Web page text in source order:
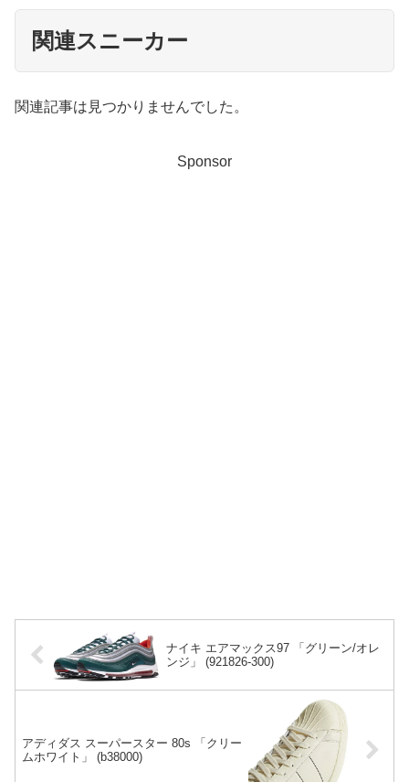
関連スニーカー
関連記事は見つかりませんでした。
Sponsor
ナイキ エアマックス97 「グリーン/オレ
ンジ」 (921826-300)
アディダス スーパースター 80s 「クリー
ムホワイト」 (b38000)